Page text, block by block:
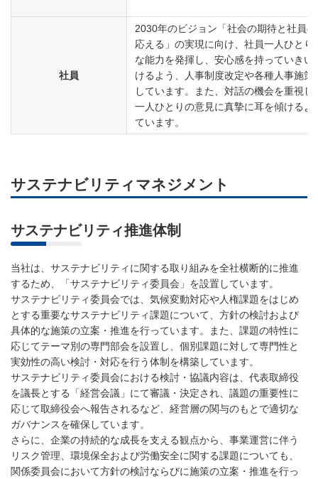
社員
2030年のビジョン「社会の期待と社員
応える」の実現に向け、社員一人ひとり
な能力を発揮し、安心感を持っていきい
けるよう、人事制度改定や各種人事施策
しています。また、対話の機会を重視し
一人ひとりの意見に真摯に耳を傾けるよ
ています。
サステナビリティマネジメント
サステナビリティ推進体制
当社は、サステナビリティに関する取り組みを全社横断的に推進
するため、「サステナビリティ委員会」を設置しています。
サステナビリティ委員会では、気候変動対応や人権課題をはじめ
とする重要なサステナビリティ課題について、方針の検討および
具体的な施策の立案・推進を行っています。また、課題の特性に
応じてテーマ別の専門部会を設置し、個別課題に対して専門性と
実効性の高い検討・対応を行う体制を構築しています。
サステナビリティ委員会における検討・協議内容は、代表取締役
を議長とする「経営会議」にて審議・決定され、議題の重要性に
応じて取締役会へ報告されるなど、経営層の関与のもとで適切な
ガバナンスを確保しています。
さらに、企業の持続的な成長を支える観点から、事業運営に伴う
リスク管理、環境保全および労働安全に関する課題についても、
関係委員会において方針の検討ならびに施策の立案・推進を行っ